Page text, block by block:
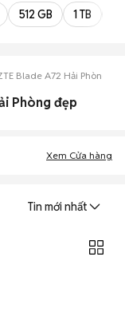
512 GB 1 TB
Blade A72 Hải Phòng
Phòng đẹp
Xem Cửa hàng
Tin mới nhất